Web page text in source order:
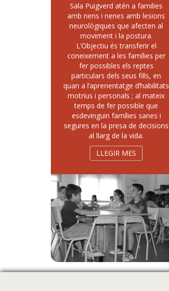
Sala Puigverd atén a families
amb nens i nenes amb lesions
neurològiques que afecten al
moviment i la postura.
L’Objectiu és transferir el
coneixement a les famílies per
fer possibles els reptes
particulars dels seus fills, en
quan a l’aprenentatge d’habilitats
motrius i personals ; al mateix
temps de fer possible que
esdevinguin famílies sanes i
segures en la presa de decisions
al llarg de la vida.
LLEGIR MES